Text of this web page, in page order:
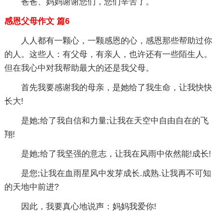
感恩父母作文 篇6
人人都有一颗心，一颗感恩的心，感恩那些帮助过你
的人。这些人：有父母，有亲人，也许还有一些陌生人。
但在我心中对我帮助最大的还是我父母。
首先我要感谢我的母亲，是她给了我生命，让我快快
长大!
是她;给了我自信和力量;让我在天空中自由自在的飞
翔!
是她;给了我坚强的意志，让我在风雨中依然能!成长!
是您;让我在血雨星风中发芽成长.成熟.让我再不可知
的天地中前进?
因此，我要真心地说声：妈妈我爱你!